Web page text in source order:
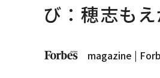
び：穂志も
magazine |